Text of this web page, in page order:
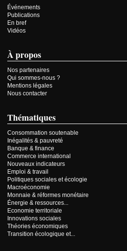
Événements
Publications
En bref
Vidéos
À propos
Nos partenaires
Qui sommes-nous ?
Mentions légales
Nous contacter
Thématiques
Consommation soutenable
Inégalités & pauvreté
Banque & finance
Commerce international
Nouveaux indicateurs
Emploi & travail
Politiques sociales et écologie
Macroéconomie
Monnaie & réformes monétaire
Énergie & ressources...
Economie territoriale
Innovations sociales
Théories économiques
Transition écologique et...